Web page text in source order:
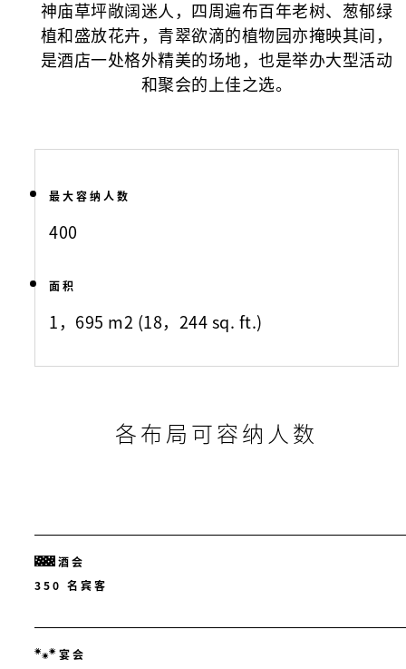
神庙草坪敞阔迷人，四周遍布百年老树、葱郁绿
植和盛放花卉，青翠欲滴的植物园亦掩映其间，
是酒店一处格外精美的场地，也是举办大型活动
和聚会的上佳之选。
最大容纳人数
400
面积
1，695 m2 (18，244 sq. ft.)
各布局可容纳人数
酒会
350 名宾客
宴会